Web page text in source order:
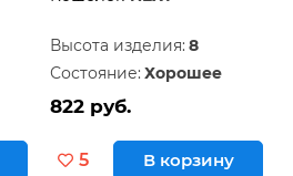
Высота изделия: 8
Состояние: Хорошее
822 руб.
5 В корзину